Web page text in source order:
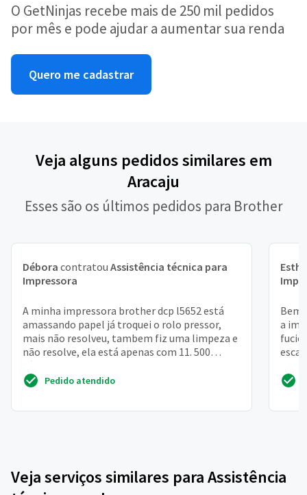
O GetNinjas recebe mais de 250 mil pedidos
por mês e pode ajudar a aumentar sua renda
Quero me cadastrar
Veja alguns pedidos similares em
Aracaju
Esses são os últimos pedidos para Brother
Débora contratou Assistência técnica para
Impressora
A minha impressora brother dcp l5652 está
amassando papel já troquei o rolo pressor,
mais não resolveu, tambem fiz uma limpeza e
não resolve, ela está apenas com 11. 500
cópias, acredito ...
Pedido atendido
Bem
a
Veja serviços similares para Assistência